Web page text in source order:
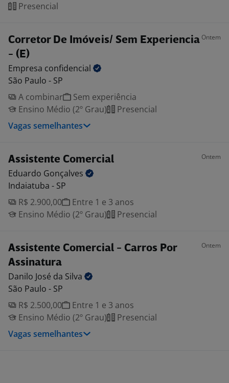
Presencial
Corretor De Imóveis/ Sem Experiencia
- (E)
Ontem
Empresa confidencial
São Paulo - SP
A combinar
Sem experiência
Ensino Médio (2º Grau)
Presencial
Vagas semelhantes
Assistente Comercial Ontem
Eduardo Gonçalves
Indaiatuba - SP
R$ 2.900,00
Entre 1 e 3 anos
Ensino Médio (2º Grau)
Presencial
Assistente Comercial - Carros Por
Assinatura
Ontem
Danilo José da Silva
São Paulo - SP
R$ 2.500,00
Entre 1 e 3 anos
Ensino Médio (2º Grau)
Presencial
Vagas semelhantes